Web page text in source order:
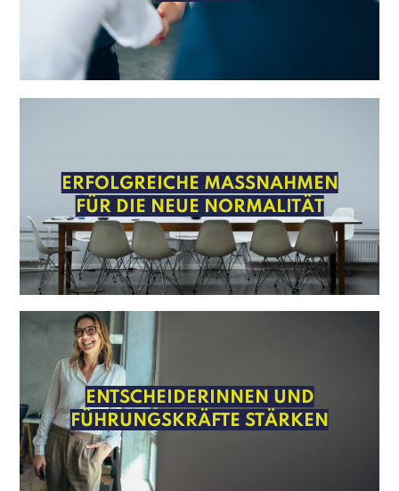
ERFOLGREICHE MASSNAHMEN
FÜR DIE NEUE NORMALITÄT
ENTSCHEIDERINNEN UND
FÜHRUNGSKRÄFTE STÄRKEN